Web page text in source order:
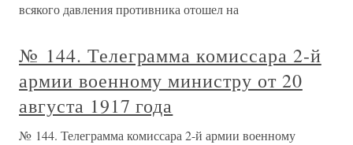
всякого давления противника отошел на
№ 144. Телеграмма комиссара 2-й
армии военному министру от 20
августа 1917 года
№ 144. Телеграмма комиссара 2-й армии военному